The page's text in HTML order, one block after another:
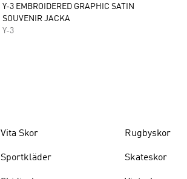
Y-3 EMBROIDERED GRAPHIC SATIN
SOUVENIR JACKA
Y-3
Vita Skor
Sportkläder
Rugbyskor
Skateskor